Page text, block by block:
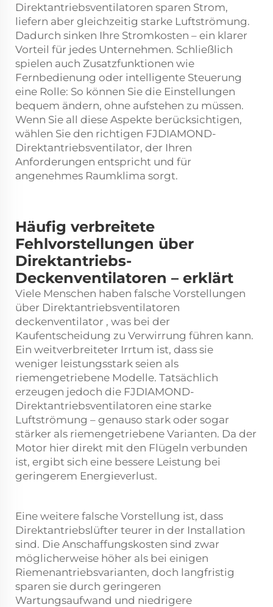
Direktantriebsventilatoren sparen Strom,
liefern aber gleichzeitig starke Luftströmung.
Dadurch sinken Ihre Stromkosten – ein klarer
Vorteil für jedes Unternehmen. Schließlich
spielen auch Zusatzfunktionen wie
Fernbedienung oder intelligente Steuerung
eine Rolle: So können Sie die Einstellungen
bequem ändern, ohne aufstehen zu müssen.
Wenn Sie all diese Aspekte berücksichtigen,
wählen Sie den richtigen FJDIAMOND-
Direktantriebsventilator, der Ihren
Anforderungen entspricht und für
angenehmes Raumklima sorgt.
Häufig verbreitete
Fehlvorstellungen über
Direktantriebs-
Deckenventilatoren – erklärt
Viele Menschen haben falsche Vorstellungen
über Direktantriebsventilatoren
deckenventilator , was bei der
Kaufentscheidung zu Verwirrung führen kann.
Ein weitverbreiteter Irrtum ist, dass sie
weniger leistungsstark seien als
riemengetriebene Modelle. Tatsächlich
erzeugen jedoch die FJDIAMOND-
Direktantriebsventilatoren eine starke
Luftströmung – genauso stark oder sogar
stärker als riemengetriebene Varianten. Da der
Motor hier direkt mit den Flügeln verbunden
ist, ergibt sich eine bessere Leistung bei
geringerem Energieverlust.
Eine weitere falsche Vorstellung ist, dass
Direktantriebslüfter teurer in der Installation
sind. Die Anschaffungskosten sind zwar
möglicherweise höher als bei einigen
Riemenantriebsvarianten, doch langfristig
sparen sie durch geringeren
Wartungsaufwand und niedrigere